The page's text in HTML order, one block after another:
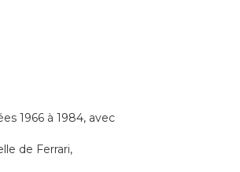
1966 à 1984, avec
de Ferrari,